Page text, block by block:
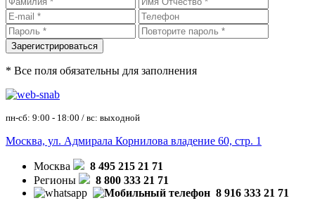
* Все поля обязательны для заполнения
пн-сб: 9:00 - 18:00 / вс: выходной
Москва, ул. Адмирала Корнилова владение 60, стр. 1
Москва
8 495 215 21 71
Регионы
8 800 333 21 71
8 916 333 21 71